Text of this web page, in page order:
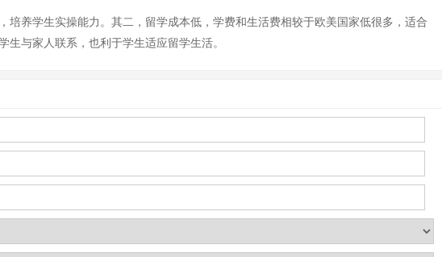
养学生实操能力。其二，留学成本低，学费和生活费相较于欧美国家低很多，适合
与家人联系，也利于学生适应留学生活。